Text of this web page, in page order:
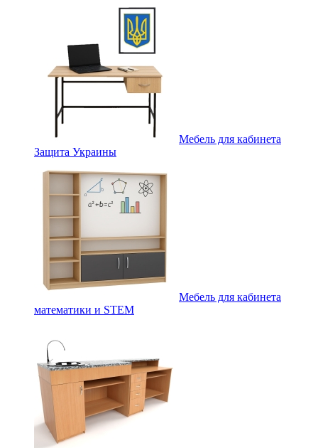
Мебель для кабинета
Защита Украины
Мебель для кабинета
математики и STEM